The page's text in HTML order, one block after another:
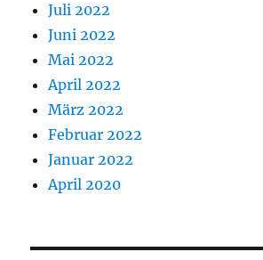
Juli 2022
Juni 2022
Mai 2022
April 2022
März 2022
Februar 2022
Januar 2022
April 2020